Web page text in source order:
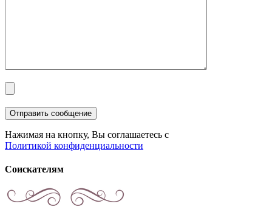
Нажимая на кнопку, Вы соглашаетесь с
Политикой конфиденциальности
Соискателям